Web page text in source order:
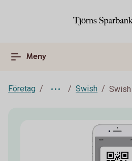
Meny
Företag Swish